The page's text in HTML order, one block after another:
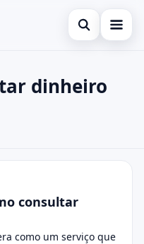
Abrir busca
ESC para fechar.
dinheiro
dinheiro
consultar
como um serviço que